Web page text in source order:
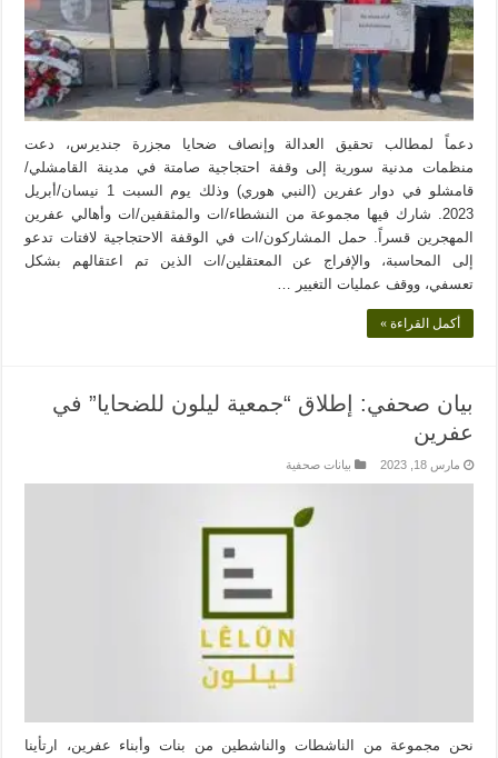
دعماً لمطالب تحقيق العدالة وإنصاف ضحايا مجزرة جنديرس، دعت
منظمات مدنية سورية إلى وقفة احتجاجية صامتة في مدينة القامشلي/
قامشلو في دوار عفرين (النبي هوري) وذلك يوم السبت 1 نيسان/أبريل
2023. شارك فيها مجموعة من النشطاء/ات والمثقفين/ات وأهالي عفرين
المهجرين قسراً. حمل المشاركون/ات في الوقفة الاحتجاجية لافتات تدعو
إلى المحاسبة، والإفراج عن المعتقلين/ات الذين تم اعتقالهم بشكل
تعسفي، ووقف عمليات التغيير …
أكمل القراءة »
بيان صحفي: إطلاق “جمعية ليلون للضحايا” في
عفرين
مارس 18, 2023 بيانات صحفية
نحن مجموعة من الناشطات والناشطين من بنات وأبناء عفرين، ارتأينا